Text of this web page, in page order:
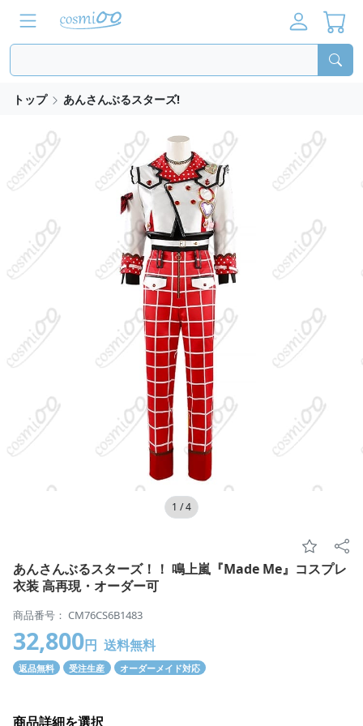
トップ あんさんぶるスターズ!
1 /4
あんさんぶるスターズ！！ 鳴上嵐『Made Me』コスプレ
衣装 高再現・オーダー可
商品番号： CM76CS6B1483
32,800円 送料無料
返品無料 受注生産 オーダーメイド対応
商品詳細を選択